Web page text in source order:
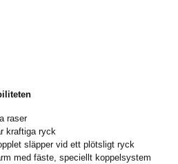
raser
kraftiga ryck
släpper vid ett plötsligt ryck
med fäste, speciellt koppelsystem